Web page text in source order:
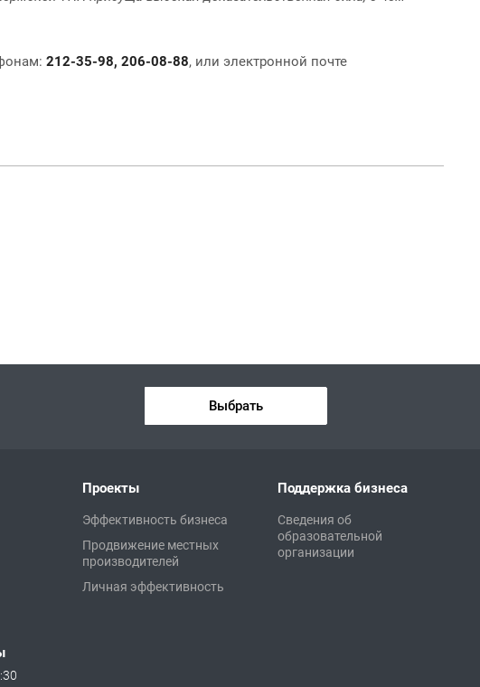
212-35-98, 206-08-88, или электронной почте
Выбрать
Проекты
Эффективность бизнеса
Продвижение местных
производителей
Личная эффективность
Поддержка бизнеса
Сведения об
образовательной
организации